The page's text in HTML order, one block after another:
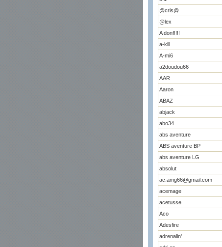
@cris@
@lex
A donf!!!!
a-kill
A-mi6
a2doudou66
AAR
Aaron
ABAZ
abjack
abo34
abs aventure
ABS aventure BP
abs aventure LG
absolut
ac.amg66@gmail.com
acemage
acetusse
Aco
Adesfire
adrenalin'